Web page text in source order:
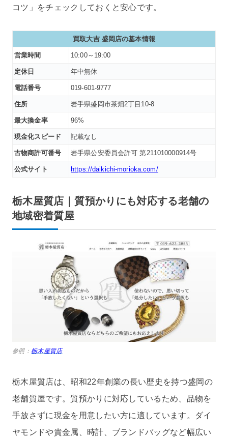
コツ」をチェックしておくと安心です。
買取大吉 盛岡店の基本情報
営業時間 10:00～19:00
定休日 年中無休
電話番号 019-601-9777
住所 岩手県盛岡市茶畑2丁目10-8
最大換金率 96%
現金化スピード 記載なし
古物商許可番号 岩手県公安委員会許可 第211010000914号
公式サイト https://daikichi-morioka.com/
栃木屋質店｜質預かりにも対応する老舗の
地域密着質屋
参照： 栃木屋質店
栃木屋質店は、昭和22年創業の長い歴史を持つ盛岡の
老舗質屋です。質預かりに対応しているため、品物を
手放さずに現金を用意したい方に適しています。ダイ
ヤモンドや貴金属、時計、ブランドバッグなど幅広い